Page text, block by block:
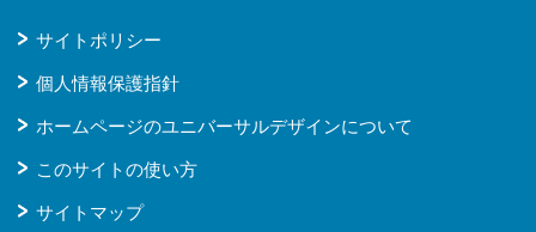
サイトポリシー
個人情報保護指針
ホームページのユニバーサルデザインについて
このサイトの使い方
サイトマップ